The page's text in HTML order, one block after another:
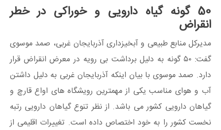
50 گونه گیاه دارویی و خوراکی در خطر
انقراض
مدیرکل منابع طبیعی و آبخیزداری آذربایجان غربی، صمد موسوی
گفت: ۵۰ گونه به دلیل برداشت بی رویه در معرض انقراض قرار
دارد. صمد موسوی با بیان اینکه آذربایجان غربی به دلیل داشتن
آب و هوای مناسب یکی از مهمترین رویشگاه‌ های اواع قارچ و
گیاهان دارویی کشور می باشد. از نظر تنوع گیاهان دارویی رتبه
نخست کشور را به خود اختصاص داده است. تغییرات اقلیمی از